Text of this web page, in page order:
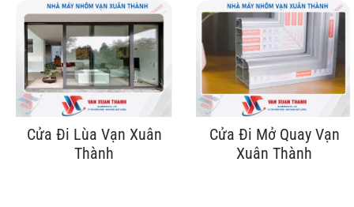
Cửa Đi Lùa Vạn Xuân
Thành
Cửa Đi Mở Quay Vạn
Xuân Thành